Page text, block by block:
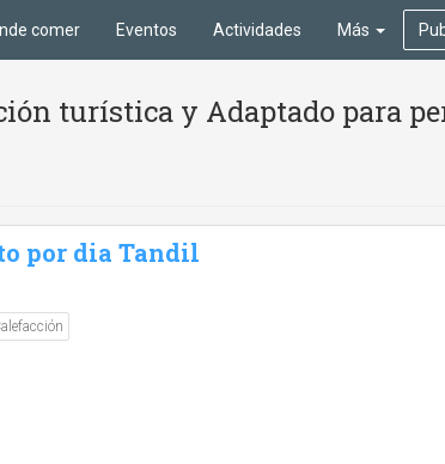
comer Eventos Actividades Más
turística y Adaptado para
por dia Tandil